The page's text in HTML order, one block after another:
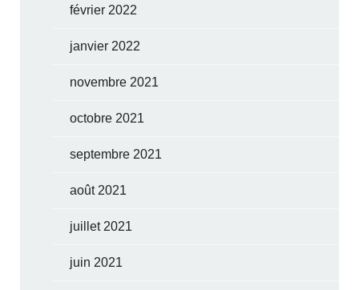
février 2022
janvier 2022
novembre 2021
octobre 2021
septembre 2021
août 2021
juillet 2021
juin 2021